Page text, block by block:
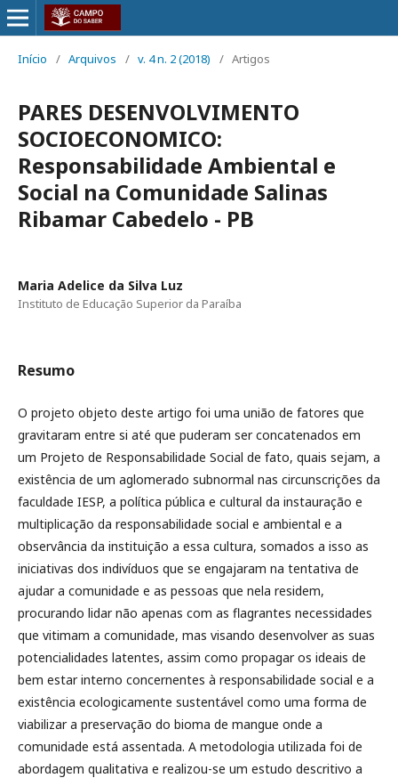
Início / Arquivos / v. 4 n. 2 (2018) / Artigos
PARES DESENVOLVIMENTO
SOCIOECONOMICO:
Responsabilidade Ambiental e
Social na Comunidade Salinas
Ribamar Cabedelo - PB
Maria Adelice da Silva Luz
Instituto de Educação Superior da Paraíba
Resumo
O projeto objeto deste artigo foi uma união de fatores que
gravitaram entre si até que puderam ser concatenados em
um Projeto de Responsabilidade Social de fato, quais sejam, a
existência de um aglomerado subnormal nas circunscrições da
faculdade IESP, a política pública e cultural da instauração e
multiplicação da responsabilidade social e ambiental e a
observância da instituição a essa cultura, somados a isso as
iniciativas dos indivíduos que se engajaram na tentativa de
ajudar a comunidade e as pessoas que nela residem,
procurando lidar não apenas com as flagrantes necessidades
que vitimam a comunidade, mas visando desenvolver as suas
potencialidades latentes, assim como propagar os ideais de
bem estar interno concernentes à responsabilidade social e a
existência ecologicamente sustentável como uma forma de
viabilizar a preservação do bioma de mangue onde a
comunidade está assentada. A metodologia utilizada foi de
abordagem qualitativa e realizou-se um estudo descritivo a